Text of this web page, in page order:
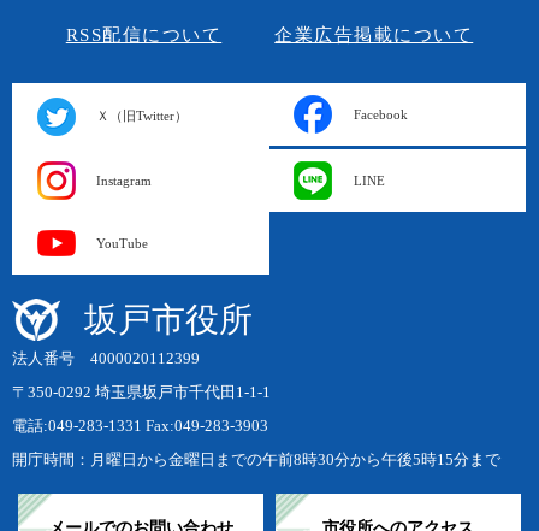
RSS配信について 企業広告掲載について
Ｘ（旧Twitter） Facebook
Instagram LINE
YouTube
坂戸市役所
法人番号 4000020112399
〒350-0292 埼玉県坂戸市千代田1-1-1
電話:049-283-1331 Fax:049-283-3903
開庁時間：月曜日から金曜日までの午前8時30分から午後5時15分まで